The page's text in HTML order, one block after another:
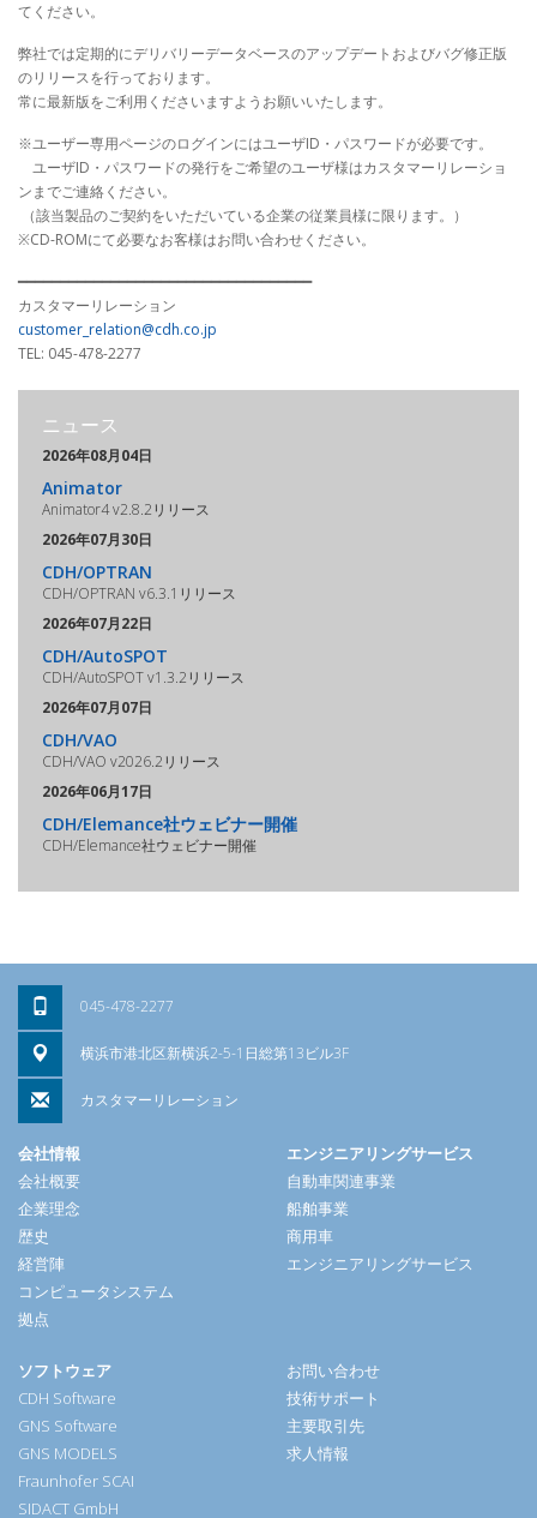
てください。
弊社では定期的にデリバリーデータベースのアップデートおよびバグ修正版
のリリースを行っております。
常に最新版をご利用くださいますようお願いいたします。
※ユーザー専用ページのログインにはユーザID・パスワードが必要です。
ユーザID・パスワードの発行をご希望のユーザ様はカスタマーリレーショ
ンまでご連絡ください。
（該当製品のご契約をいただいている企業の従業員様に限ります。）
※CD-ROMにて必要なお客様はお問い合わせください。
━━━━━━━━━━━━━━━━━━━━━━━━━━━━━━━━━━━
カスタマーリレーション
customer_relation@cdh.co.jp
TEL: 045-478-2277
ニュース
2026年08月04日
Animator
Animator4 v2.8.2リリース
2026年07月30日
CDH/OPTRAN
CDH/OPTRAN v6.3.1リリース
2026年07月22日
CDH/AutoSPOT
CDH/AutoSPOT v1.3.2リリース
2026年07月07日
CDH/VAO
CDH/VAO v2026.2リリース
2026年06月17日
CDH/Elemance社ウェビナー開催
CDH/Elemance社ウェビナー開催
045-478-2277
横浜市港北区新横浜2-5-1日総第13ビル3F
カスタマーリレーション
会社情報
会社概要
企業理念
歴史
経営陣
コンピュータシステム
拠点
エンジニアリングサービス
自動車関連事業
船舶事業
商用車
エンジニアリングサービス
ソフトウェア
CDH Software
GNS Software
GNS MODELS
Fraunhofer SCAI
SIDACT GmbH
お問い合わせ
技術サポート
主要取引先
求人情報